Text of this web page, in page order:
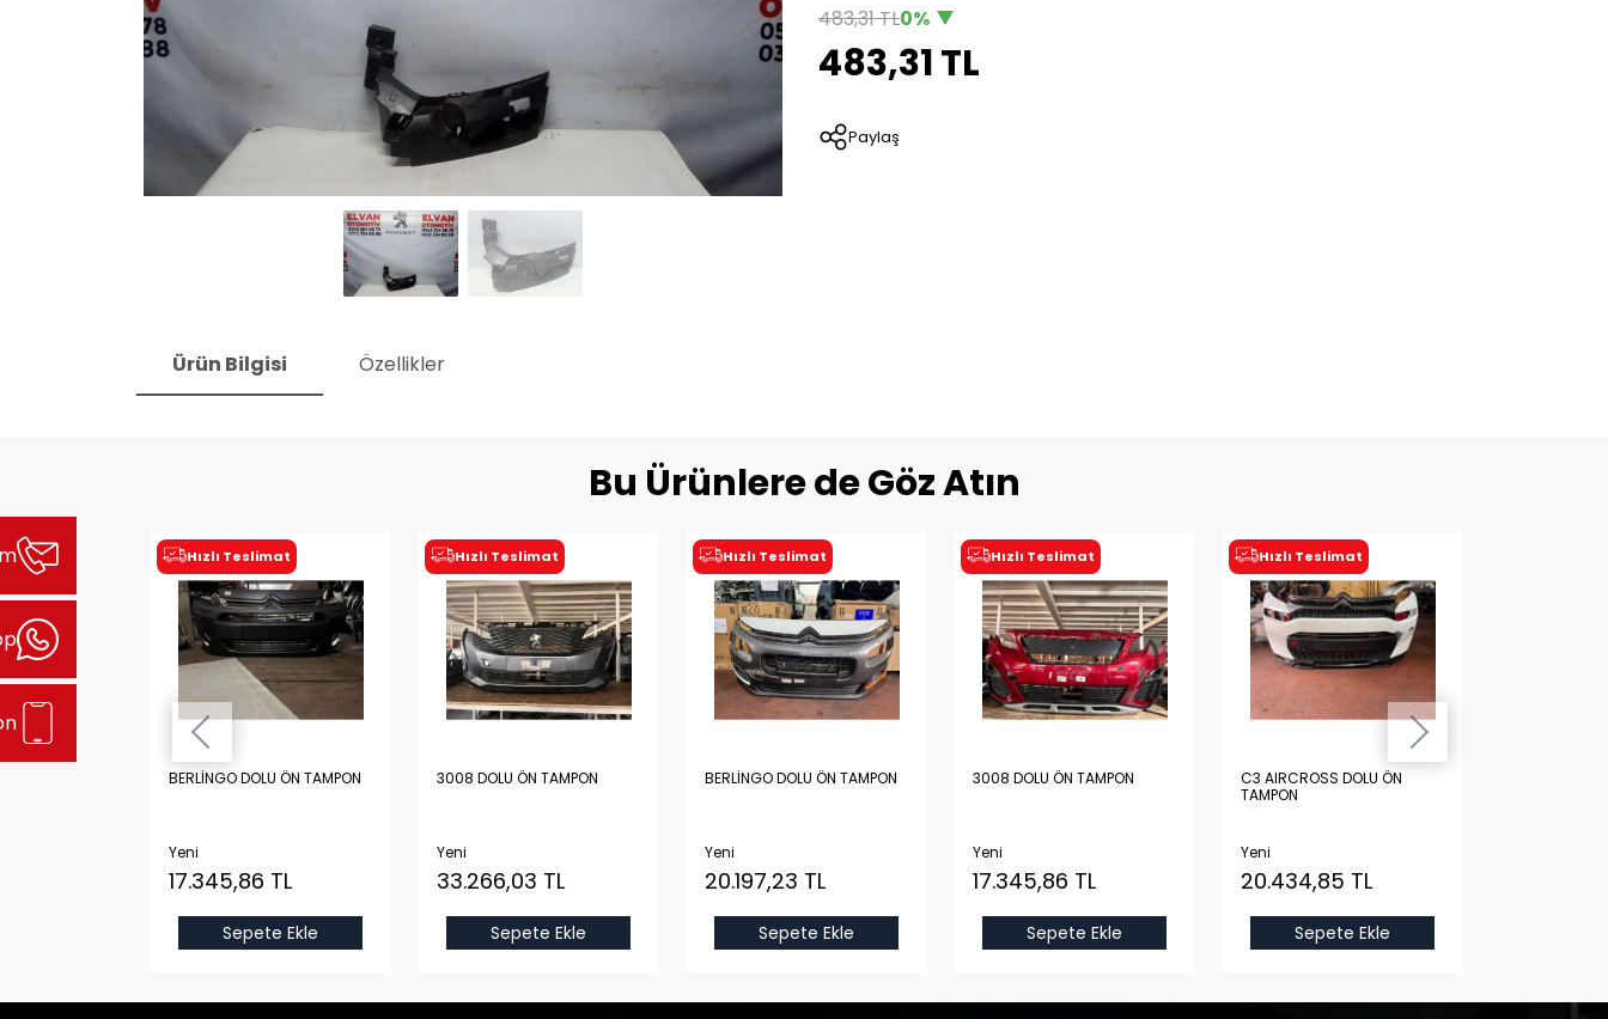
483,31 TL0%
483,31 TL
Paylaş
Ürün Bilgisi Özellikler
Bu Ürünlere de Göz Atın
Hızlı Teslimat
BERLİNGO DOLU ÖN TAMPON
Yeni
17.345,86 TL
Sepete Ekle
Hızlı Teslimat
3008 DOLU ÖN TAMPON
Yeni
33.266,03 TL
Sepete Ekle
Hızlı Teslimat
BERLİNGO DOLU ÖN TAMPON
Yeni
20.197,23 TL
Sepete Ekle
Hızlı Teslimat
3008 DOLU ÖN TAMPON
Yeni
17.345,86 TL
Sepete Ekle
Hızlı Teslimat
C3 AIRCROSS DOLU ÖN
TAMPON
Yeni
20.434,85 TL
Sepete Ekle